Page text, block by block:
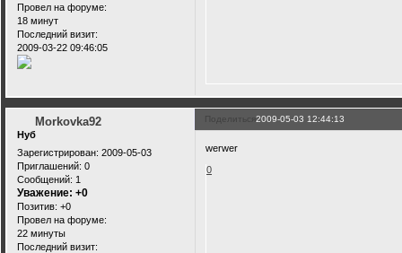
Провел на форуме:
18 минут
Последний визит:
2009-03-22 09:46:05
Поделиться2009-05-03 12:44:13
Morkovka92
Нуб
Зарегистрирован: 2009-05-03
Приглашений: 0
Сообщений: 1
Уважение: +0
Позитив: +0
Провел на форуме:
22 минуты
Последний визит:
werwer
0